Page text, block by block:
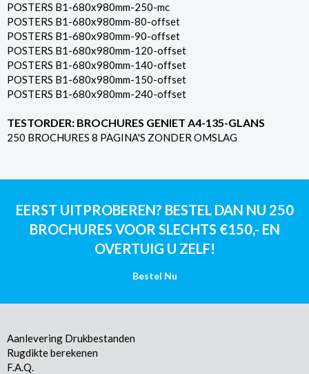
POSTERS B1-680x980mm-250-mc
POSTERS B1-680x980mm-80-offset
POSTERS B1-680x980mm-90-offset
POSTERS B1-680x980mm-120-offset
POSTERS B1-680x980mm-140-offset
POSTERS B1-680x980mm-150-offset
POSTERS B1-680x980mm-240-offset
TESTORDER: BROCHURES GENIET A4-135-GLANS
250 BROCHURES 8 PAGINA'S ZONDER OMSLAG
EERST UITPROBEREN? BESTEL DAN NU 250
BROCHURES VOOR SLECHTS €150,- EN
OVERTUIG U ZELF!
Bestel Nu
Aanlevering Drukbestanden
Rugdikte berekenen
F.A.Q.